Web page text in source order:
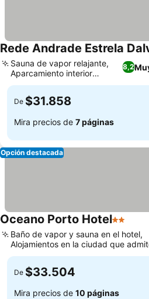
Rede Andrade Estrela
8,2
Sauna de vapor relajante,
Aparcamiento interior
cómodo
De $31.858
Mira precios de 7 páginas
Opción destacada
Oceano Porto Hotel2
Baño de vapor y sauna en el hotel,
Alojamientos en la ciudad que
mascotas
De $33.504
Mira precios de 10 páginas